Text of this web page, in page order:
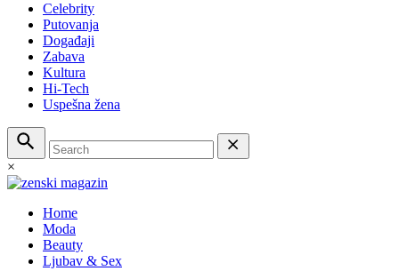
Celebrity
Putovanja
Događaji
Zabava
Kultura
Hi-Tech
Uspešna žena
×
Home
Moda
Beauty
Ljubav & Sex